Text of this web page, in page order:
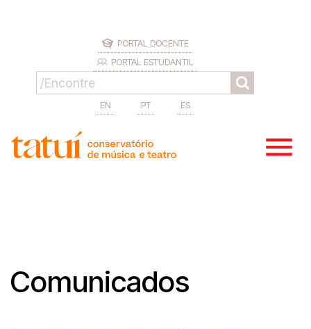
PORTAL DOCENTE
PORTAL ESTUDANTIL
EN PT ES
Comunicados